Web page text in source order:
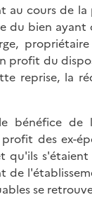
au cours de
du bien
profit du
reprise, la
bénéfice
des ex-
qu'ils
de
se